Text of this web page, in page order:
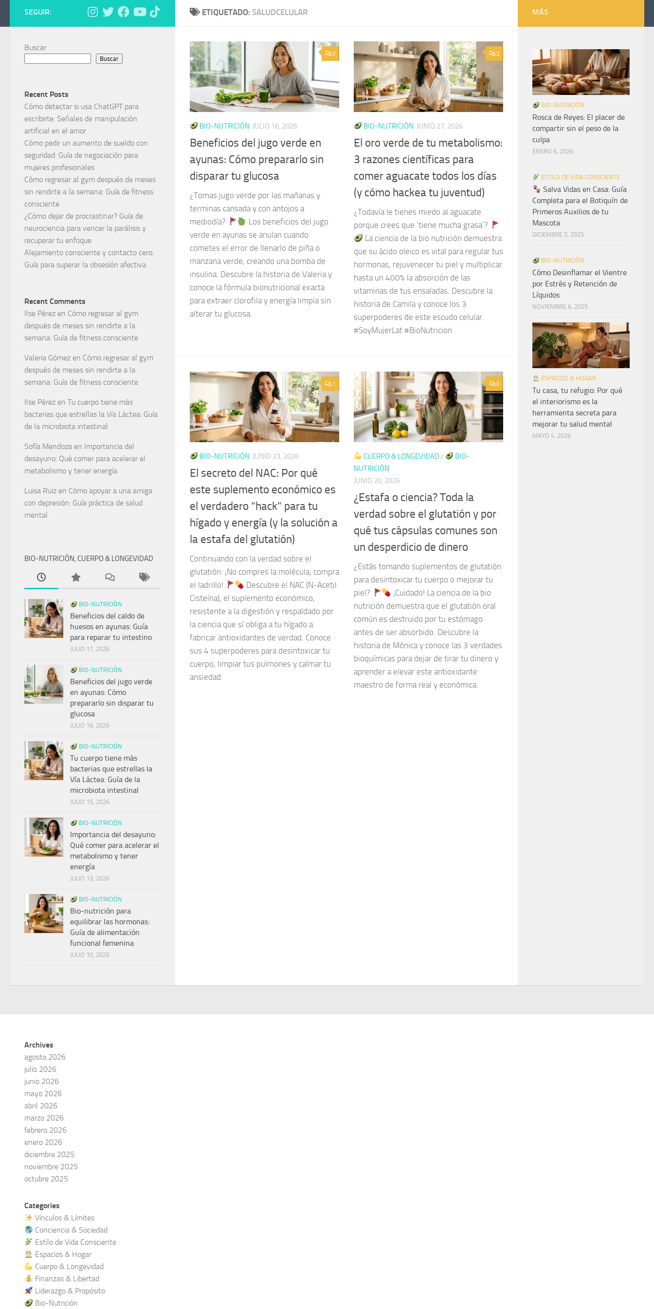
ETIQUETADO: SALUDCELULAR
0
BIO-NUTRICIÓN JULIO 16, 2026
Beneficios del jugo verde en
ayunas: Cómo prepararlo sin
disparar tu glucosa
¿Tomas jugo verde por las mañanas y
terminas cansada y con antojos a
mediodía?
Los beneficios del jugo
verde en ayunas se anulan cuando
cometes el error de llenarlo de piña o
manzana verde, creando una bomba de
insulina. Descubre la historia de Valeria y
conoce la fórmula bionutricional exacta
para extraer clorofila y energía limpia sin
alterar tu glucosa.
2
BIO-NUTRICIÓN JUNIO 27, 2026
El oro verde de tu metabolismo:
3 razones científicas para
comer aguacate todos los días
(y cómo hackea tu juventud)
¿Todavía le tienes miedo al aguacate
porque crees que ‘tiene mucha grasa’?
La ciencia de la bio nutrición demuestra
que su ácido oleico es vital para regular tus
hormonas, rejuvenecer tu piel y multiplicar
hasta un 400% la absorción de las
vitaminas de tus ensaladas. Descubre la
historia de Camila y conoce los 3
superpoderes de este escudo celular.
#SoyMujerLat #BioNutricion
1
BIO-NUTRICIÓN JUNIO 23, 2026
El secreto del NAC: Por qué
este suplemento económico es
el verdadero “hack” para tu
hígado y energía (y la solución a
la estafa del glutatión)
Continuando con la verdad sobre el
glutatión: ¡No compres la molécula, compra
el ladrillo!
Descubre el NAC (N-Acetil
Cisteína), el suplemento económico,
resistente a la digestión y respaldado por
la ciencia que sí obliga a tu hígado a
fabricar antioxidantes de verdad. Conoce
sus 4 superpoderes para desintoxicar tu
cuerpo, limpiar tus pulmones y calmar tu
ansiedad.
0
CUERPO & LONGEVIDAD /
BIO-
NUTRICIÓN
JUNIO 20, 2026
¿Estafa o ciencia? Toda la
verdad sobre el glutatión y por
qué tus cápsulas comunes son
un desperdicio de dinero
¿Estás tomando suplementos de glutatión
para desintoxicar tu cuerpo o mejorar tu
piel?
¡Cuidado! La ciencia de la bio
nutrición demuestra que el glutatión oral
común es destruido por tu estómago
antes de ser absorbido. Descubre la
historia de Mónica y conoce las 3 verdades
bioquímicas para dejar de tirar tu dinero y
aprender a elevar este antioxidante
maestro de forma real y económica.
SEGUIR:
Buscar
Buscar
Recent Posts
Cómo detectar si usa ChatGPT para
escribirte: Señales de manipulación
artificial en el amor
Cómo pedir un aumento de sueldo con
seguridad: Guía de negociación para
mujeres profesionales
Cómo regresar al gym después de meses
sin rendirte a la semana: Guía de fitness
consciente
¿Cómo dejar de procrastinar? Guía de
neurociencia para vencer la parálisis y
recuperar tu enfoque
Alejamiento consciente y contacto cero:
Guía para superar la obsesión afectiva
Recent Comments
Ilse Pérez en Cómo regresar al gym
después de meses sin rendirte a la
semana: Guía de fitness consciente
Valeria Gómez en Cómo regresar al gym
después de meses sin rendirte a la
semana: Guía de fitness consciente
Ilse Pérez en Tu cuerpo tiene más
bacterias que estrellas la Vía Láctea: Guía
de la microbiota intestinal
Sofía Mendoza en Importancia del
desayuno: Qué comer para acelerar el
metabolismo y tener energía
Luisa Ruiz en Cómo apoyar a una amiga
con depresión: Guía práctica de salud
mental
BIO-NUTRICIÓN, CUERPO & LONGEVIDAD
BIO-NUTRICIÓN
Beneficios del caldo de
huesos en ayunas: Guía
para reparar tu intestino
JULIO 17, 2026
BIO-NUTRICIÓN
Beneficios del jugo verde
en ayunas: Cómo
prepararlo sin disparar tu
glucosa
JULIO 16, 2026
BIO-NUTRICIÓN
Tu cuerpo tiene más
bacterias que estrellas la
Vía Láctea: Guía de la
microbiota intestinal
JULIO 15, 2026
BIO-NUTRICIÓN
Importancia del desayuno:
Qué comer para acelerar el
metabolismo y tener
energía
JULIO 13, 2026
BIO-NUTRICIÓN
Bio-nutrición para
equilibrar las hormonas:
Guía de alimentación
funcional femenina
JULIO 10, 2026
MÁS
BIO-NUTRICIÓN
Rosca de Reyes: El placer de
compartir sin el peso de la
culpa
ENERO 6, 2026
ESTILO DE VIDA CONSCIENTE
Salva Vidas en Casa: Guía
Completa para el Botiquín de
Primeros Auxilios de tu
Mascota
DICIEMBRE 5, 2025
BIO-NUTRICIÓN
Cómo Desinflamar el Vientre
por Estrés y Retención de
Líquidos
NOVIEMBRE 6, 2025
ESPACIOS & HOGAR
Tu casa, tu refugio: Por qué
el interiorismo es la
herramienta secreta para
mejorar tu salud mental
MAYO 4, 2026
Archives
agosto 2026
julio 2026
junio 2026
mayo 2026
abril 2026
marzo 2026
febrero 2026
enero 2026
diciembre 2025
noviembre 2025
octubre 2025
Categories
Vínculos & Límites
Conciencia & Sociedad
Estilo de Vida Consciente
Espacios & Hogar
Cuerpo & Longevidad
Finanzas & Libertad
Liderazgo & Propósito
Bio-Nutrición